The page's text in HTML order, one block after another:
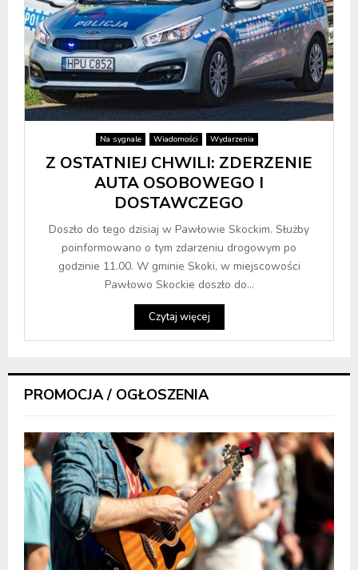
Na sygnale Wiadomości Wydarzenia
Z OSTATNIEJ CHWILI: ZDERZENIE
AUTA OSOBOWEGO I
DOSTAWCZEGO
Doszło do tego dzisiaj w Pawłowie Skockim. Służby
poinformowano o tym zdarzeniu drogowym po
godzinie 11.00. W gminie Skoki, w miejscowości
Pawłowo Skockie doszło do...
Czytaj więcej
PROMOCJA / OGŁOSZENIA